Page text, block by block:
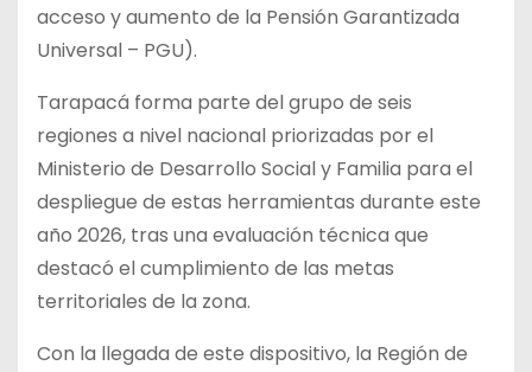
acceso y aumento de la Pensión Garantizada
Universal – PGU).
Tarapacá forma parte del grupo de seis
regiones a nivel nacional priorizadas por el
Ministerio de Desarrollo Social y Familia para el
despliegue de estas herramientas durante este
año 2026, tras una evaluación técnica que
destacó el cumplimiento de las metas
territoriales de la zona.
Con la llegada de este dispositivo, la Región de